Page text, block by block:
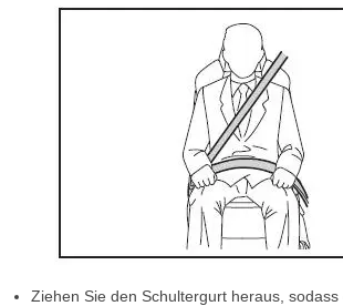
Ziehen Sie den Schultergurt heraus,